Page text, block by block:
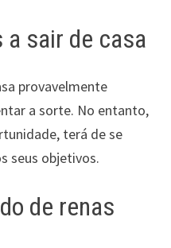
a sair de casa
provavelmente
a sorte. No entanto,
terá de se
seus objetivos.
de renas